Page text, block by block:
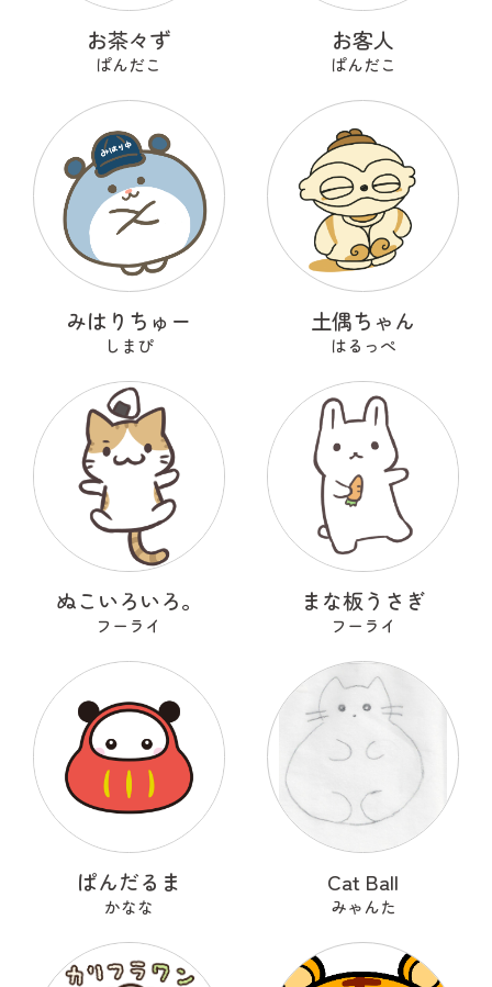
お茶々ず
ぱんだこ
お客人
ぱんだこ
みはりちゅー
しまぴ
土偶ちゃん
はるっぺ
ぬこいろいろ。
フーライ
まな板うさぎ
フーライ
ぱんだるま
かなな
Cat Ball
みゃんた